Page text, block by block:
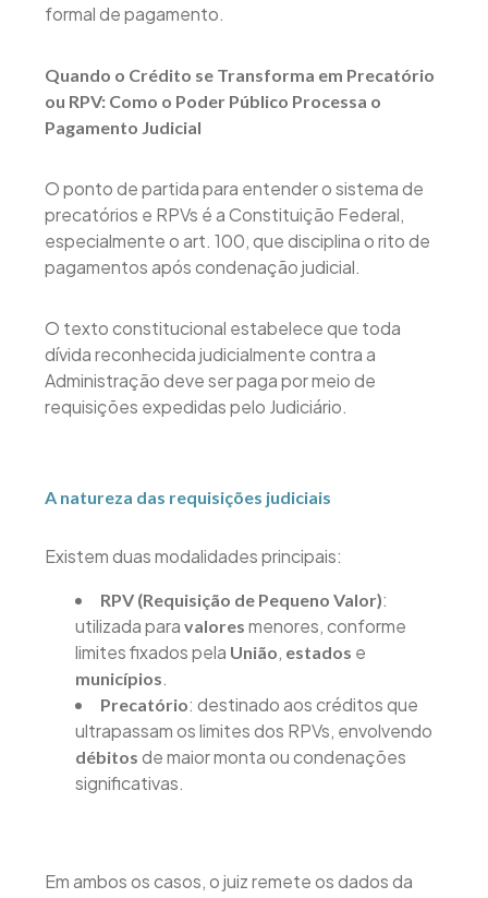
formal de pagamento.
Quando o Crédito se Transforma em Precatório
ou RPV: Como o Poder Público Processa o
Pagamento Judicial
O ponto de partida para entender o sistema de
precatórios e RPVs é a Constituição Federal,
especialmente o art. 100, que disciplina o rito de
pagamentos após condenação judicial.
O texto constitucional estabelece que toda
dívida reconhecida judicialmente contra a
Administração deve ser paga por meio de
requisições expedidas pelo Judiciário.
A natureza das requisições judiciais
Existem duas modalidades principais:
RPV (Requisição de Pequeno Valor):
utilizada para valores menores, conforme
limites fixados pela União, estados e
municípios.
Precatório: destinado aos créditos que
ultrapassam os limites dos RPVs, envolvendo
débitos de maior monta ou condenações
significativas.
Em ambos os casos, o juiz remete os dados da